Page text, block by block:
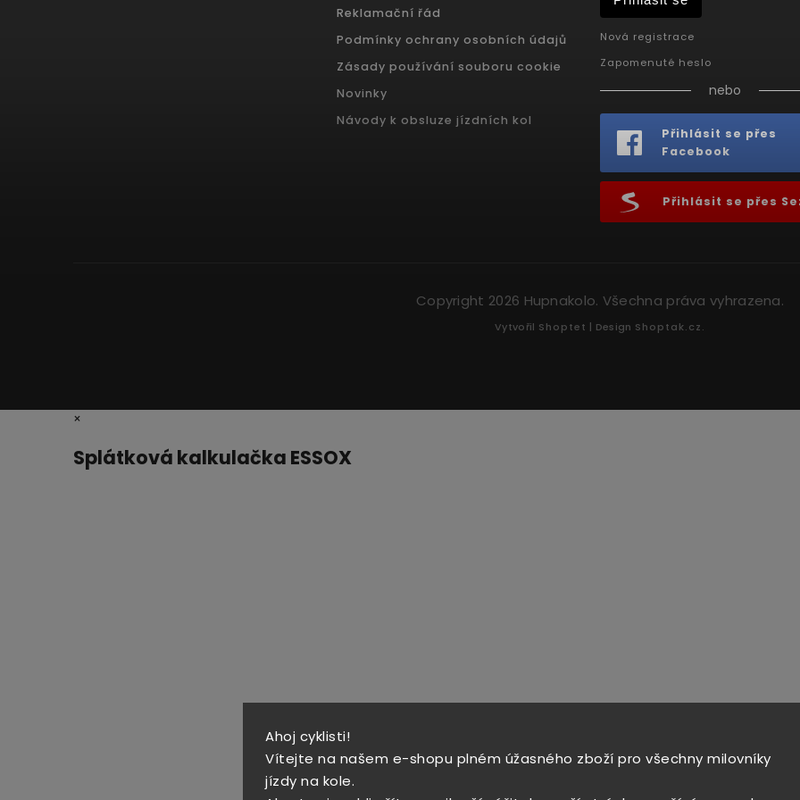
Ahoj cyklisti!
Vítejte na našem e-shopu plném úžasného zboží pro všechny milovníky
jízdy na kole.
Reklamační řád
Podmínky ochrany osobních údajů
Zásady používání souboru cookie
Novinky
Návody k obsluze jízdních kol
Nová registrace
Zapomenuté heslo
nebo
Přihlásit se přes
Facebook
Přihlásit se přes
Copyright 2026 Hupnakolo. Všechna práva vyhrazena.
Vytvořil Shoptet | Design Shoptak.cz.
×
Splátková kalkulačka ESSOX